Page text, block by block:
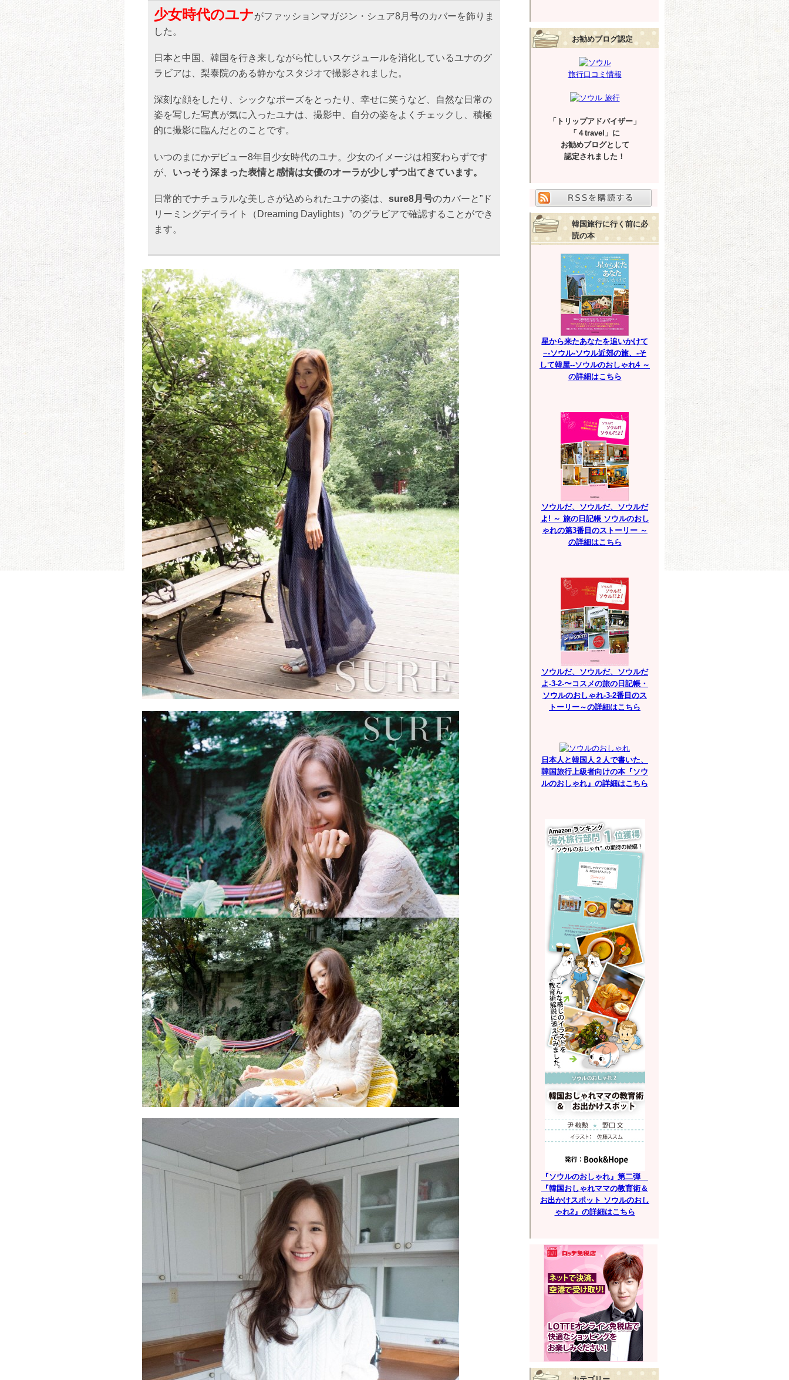
少女時代のユナがファッションマガジン・シュア8月号のカバーを飾りま
した。
日本と中国、韓国を行き来しながら忙しいスケジュールを消化しているユナのグ
ラビアは、梨泰院のある静かなスタジオで撮影されました。
深刻な顔をしたり、シックなポーズをとったり、幸せに笑うなど、自然な日常の
姿を写した写真が気に入ったユナは、撮影中、自分の姿をよくチェックし、積極
的に撮影に臨んだとのことです。
いつのまにかデビュー8年目少女時代のユナ。少女のイメージは相変わらずです
が、 いっそう深まった表情と感情は女優のオーラが少しずつ出てきています。
日常的でナチュラルな美しさが込められたユナの姿は、 sure8月号のカバーと”ド
リーミングデイライト（Dreaming Daylights）”のグラビアで確認することができ
ます。
お勧めブログ認定
旅行口コミ情報
「トリップアドバイザー」
「４travel」に
お勧めブログとして
認定されました！
韓国旅行に行く前に必
読の本
星から来たあなたを追いかけて
−-ソウル-ソウル近郊の旅、-そ
して韓屋--ソウルのおしゃれ4 ～
の詳細はこちら
ソウルだ、ソウルだ、ソウルだ
よ! ～ 旅の日記帳 ソウルのおし
ゃれの第3番目のストーリー ～
の詳細はこちら
ソウルだ、ソウルだ、ソウルだ
よ-3-2-〜コスメの旅の日記帳・
ソウルのおしゃれ-3-2番目のス
トーリー～の詳細はこちら
日本人と韓国人２人で書いた、
韓国旅行上級者向けの本『ソウ
ルのおしゃれ』の詳細はこちら
『ソウルのおしゃれ』第二弾
『韓国おしゃれママの教育術＆
お出かけスポット ソウルのおし
ゃれ2』の詳細はこちら